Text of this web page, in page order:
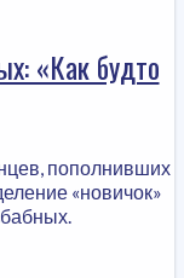
«Как будто
пополнивших
«новичок»